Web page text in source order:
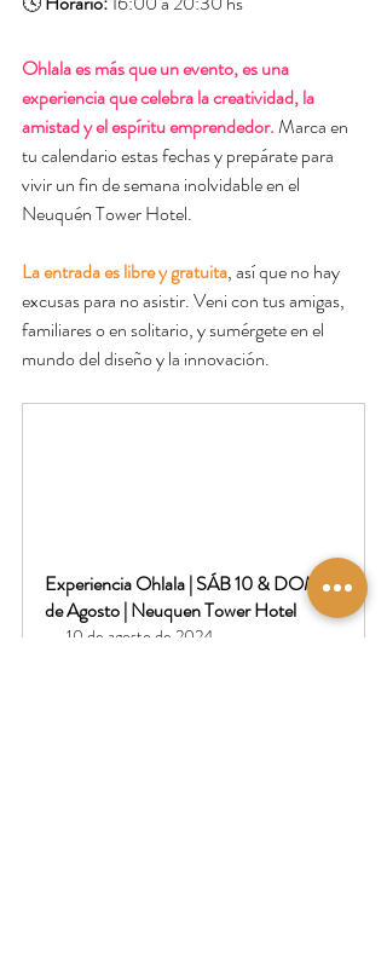
Ohlala es más que un evento, es una
experiencia que celebra la creatividad, la
amistad y el espíritu emprendedor. Marca en
tu calendario estas fechas y prepárate para
vivir un fin de semana inolvidable en el
Neuquén Tower Hotel.
La entrada es libre y gratuita, así que no hay
excusas para no asistir. Veni con tus amigas,
familiares o en solitario, y sumérgete en el
mundo del diseño y la innovación.
Experiencia Ohlala | SÁB 10 & DOM 11
de Agosto | Neuquen Tower Hotel
10 de agosto de 2024,